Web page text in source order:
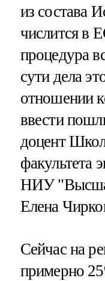
из состава
числится в
процедура
сути дела
отношении
ввести
доцент
факультета
НИУ
Елена
Сейчас на
примерно